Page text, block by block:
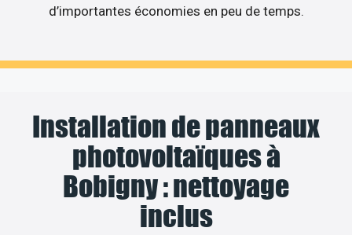
d’importantes économies en peu de temps.
Installation de panneaux
photovoltaïques à
Bobigny : nettoyage
inclus